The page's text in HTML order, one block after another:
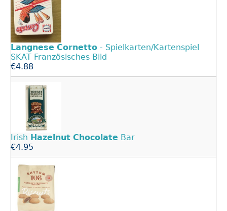
Langnese Cornetto - Spielkarten/Kartenspiel
SKAT Französisches Bild
€4.88
Irish Hazelnut Chocolate Bar
€4.95